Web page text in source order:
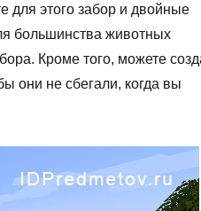
для этого забор и двойные
большинства животных
Кроме того, можете
они не сбегали, когда вы